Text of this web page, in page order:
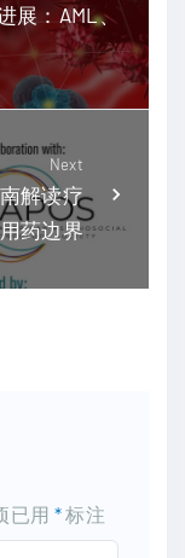
展：AML、
Next
解读疗
药边界
已用 *标注